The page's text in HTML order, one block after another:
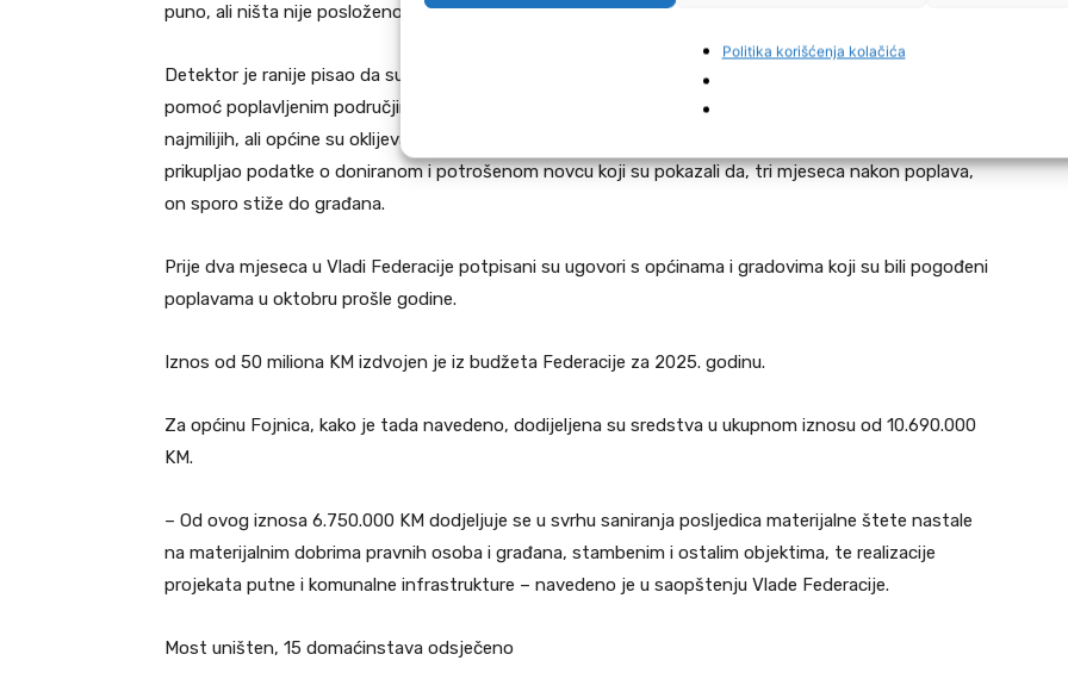
Politika korišćenja kolačića
puno, ali ništa nije posloženo. Neke stvari su rađene po pet puta, a neke nisu ni taknute – kazao je.
Detektor je ranije pisao da su milioni maraka uplaćeni na donatorske račune općina i kantona za
pomoć poplavljenim područjima, gdje su u oktobru desetine stanovnika ostale bez kuća i svojih
najmilijih, ali općine su oklijevale podijeliti podatke kako se ovaj novac troši. Detektor je sedmicama
prikupljao podatke o doniranom i potrošenom novcu koji su pokazali da, tri mjeseca nakon poplava,
on sporo stiže do građana.
Prije dva mjeseca u Vladi Federacije potpisani su ugovori s općinama i gradovima koji su bili pogođeni
poplavama u oktobru prošle godine.
Iznos od 50 miliona KM izdvojen je iz budžeta Federacije za 2025. godinu.
Za općinu Fojnica, kako je tada navedeno, dodijeljena su sredstva u ukupnom iznosu od 10.690.000
KM.
– Od ovog iznosa 6.750.000 KM dodjeljuje se u svrhu saniranja posljedica materijalne štete nastale
na materijalnim dobrima pravnih osoba i građana, stambenim i ostalim objektima, te realizacije
projekata putne i komunalne infrastrukture – navedeno je u saopštenju Vlade Federacije.
Most uništen, 15 domaćinstava odsječeno